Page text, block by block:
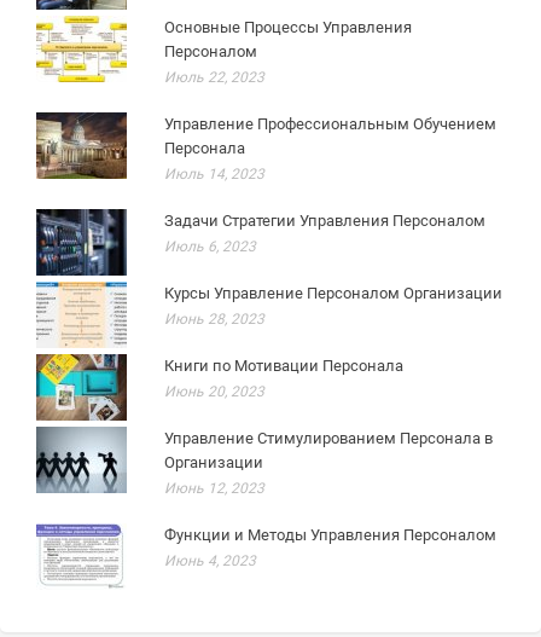
Основные Процессы Управления
Персоналом
Июль 22, 2023
Управление Профессиональным Обучением
Персонала
Июль 14, 2023
Задачи Стратегии Управления Персоналом
Июль 6, 2023
Курсы Управление Персоналом Организации
Июнь 28, 2023
Книги по Мотивации Персонала
Июнь 20, 2023
Управление Стимулированием Персонала в
Организации
Июнь 12, 2023
Функции и Методы Управления Персоналом
Июнь 4, 2023